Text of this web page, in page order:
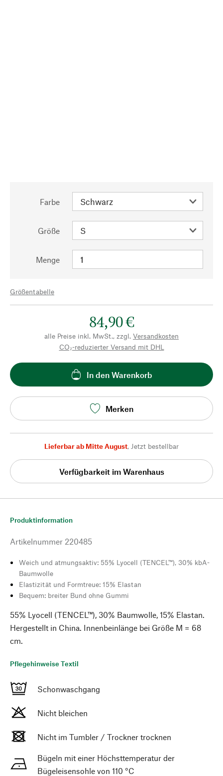
Farbe
Größe
Menge
Größentabelle
84,90 €
alle Preise inkl. MwSt., zzgl. Versandkosten
CO₂-reduzierter Versand mit DHL
In den Warenkorb
Merken
Lieferbar ab Mitte August, Jetzt bestellbar
Verfügbarkeit im Warenhaus
Produktinformation
Artikelnummer 220485
Weich und atmungsaktiv: 55% Lyocell (TENCEL™), 30% kbA-
Baumwolle
Elastizität und Formtreue: 15% Elastan
Bequem: breiter Bund ohne Gummi
55% Lyocell (TENCEL™), 30% Baumwolle, 15% Elastan.
Hergestellt in China. Innenbeinlänge bei Größe M = 68
cm.
Pflegehinweise Textil
Schonwaschgang
Nicht bleichen
Nicht im Tumbler / Trockner trocknen
Bügeln mit einer Höchsttemperatur der
Bügeleisensohle von 110 °C